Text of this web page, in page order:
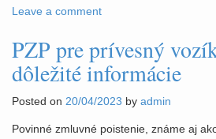
Leave a comment
PZP pre prívesný
dôležité informácie
Posted on 20/04/2023 by admin
Povinné zmluvné poistenie, známe aj